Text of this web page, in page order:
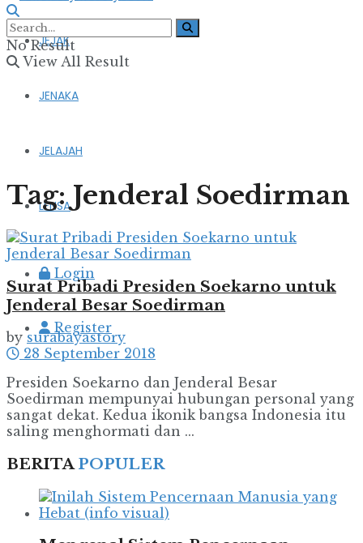
JEJAK
JENAKA
JELAJAH
LENSA
Login
Register
No Result
View All Result
Tag:Jenderal Soedirman
Surat Pribadi Presiden Soekarno untuk
Jenderal Besar Soedirman
by surabayastory
28 September 2018
Presiden Soekarno dan Jenderal Besar
Soedirman mempunyai hubungan personal yang
sangat dekat. Kedua ikonik bangsa Indonesia itu
saling menghormati dan ...
BERITAPOPULER